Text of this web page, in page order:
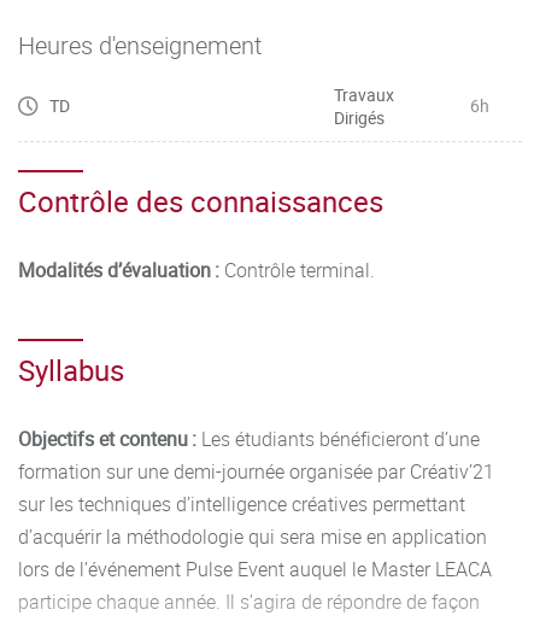
Heures d'enseignement
TD
Travaux
Dirigés
6h
Contrôle des connaissances
Modalités d’évaluation : Contrôle terminal.
Syllabus
Objectifs et contenu : Les étudiants bénéficieront d’une
formation sur une demi-journée organisée par Créativ’21
sur les techniques d’intelligence créatives permettant
d’acquérir la méthodologie qui sera mise en application
lors de l’événement Pulse Event auquel le Master LEACA
participe chaque année. Il s’agira de répondre de façon